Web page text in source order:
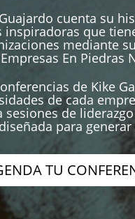
cuenta su
inspiradoras que
mediante
En Piedras
de Kike
de cada
sesiones de
para
TU